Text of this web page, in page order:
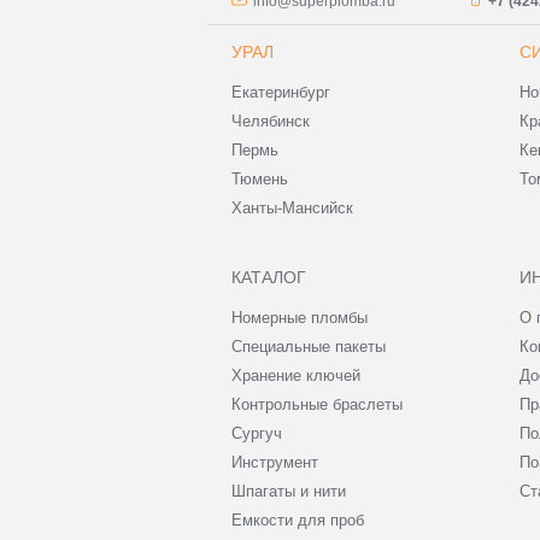
УРАЛ
Екатеринбург
Челябинск
Пермь
Тюмень
Ханты-Мансийск
КАТАЛОГ
Номерные пломбы
Специальные пакеты
Хранение ключей
Контрольные браслеты
Сургуч
Инструмент
Шпагаты и нити
Емкости для проб
О